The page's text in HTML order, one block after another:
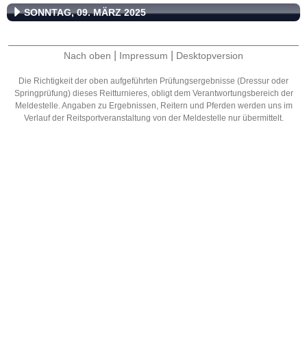
SONNTAG, 09. MÄRZ 2025
Nach oben Impressum Desktopversion
Die Richtigkeit der oben aufgeführten Prüfungsergebnisse (Dressur oder
Springprüfung) dieses Reitturnieres, obligt dem Verantwortungsbereich der
Meldestelle. Angaben zu Ergebnissen, Reitern und Pferden werden uns im
Verlauf der Reitsportveranstaltung von der Meldestelle nur übermittelt.